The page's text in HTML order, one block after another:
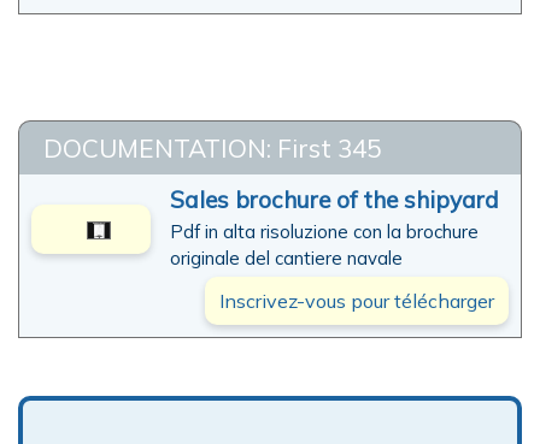
DOCUMENTATION: First 345
Sales brochure of the shipyard
Pdf in alta risoluzione con la brochure
originale del cantiere navale
Inscrivez-vous pour télécharger